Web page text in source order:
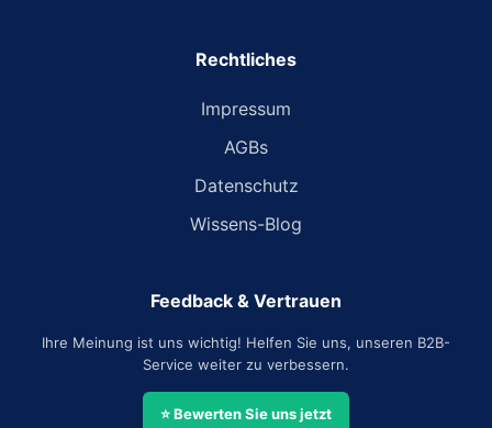
Rechtliches
Impressum
AGBs
Datenschutz
Wissens-Blog
Feedback & Vertrauen
Ihre Meinung ist uns wichtig! Helfen Sie uns, unseren B2B-
Service weiter zu verbessern.
⭐ Bewerten Sie uns jetzt